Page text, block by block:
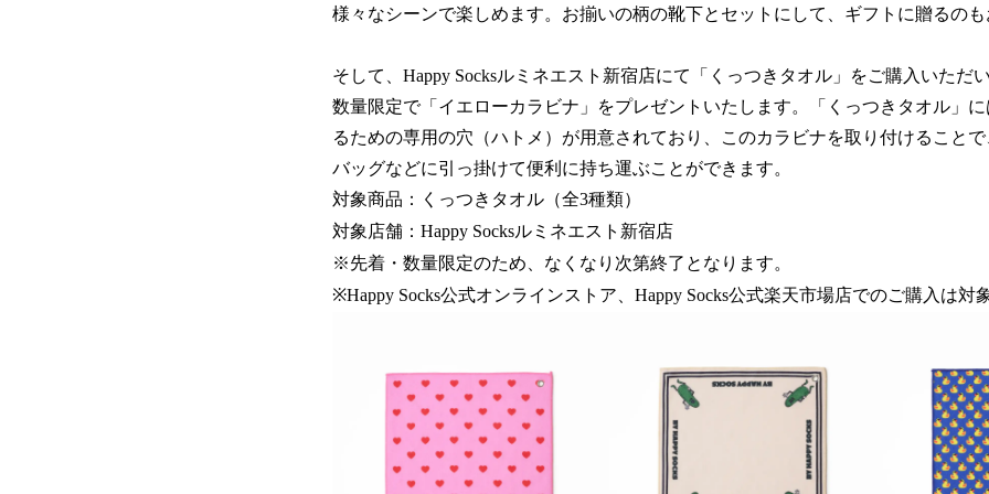
様々なシーンで楽しめます。お揃いの柄の靴下とセットにして、ギフトに贈るの
そして、Happy Socksルミネエスト新宿店にて「くっつきタオル」をご購入いただ
数量限定で「イエローカラビナ」をプレゼントいたします。「くっつきタオル」
るための専用の穴（ハトメ）が用意されており、このカラビナを取り付けること
バッグなどに引っ掛けて便利に持ち運ぶことができます。
対象商品：くっつきタオル（全3種類）
対象店舗：Happy Socksルミネエスト新宿店
※先着・数量限定のため、なくなり次第終了となります。
※Happy Socks公式オンラインストア、Happy Socks公式楽天市場店でのご購入は対